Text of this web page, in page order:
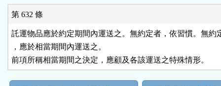
第 632 條
託運物品應於約定期間內運送之。無約定者，依習慣。無約
，應於相當期間內運送之。
前項所稱相當期間之決定，應顧及各該運送之特殊情形。